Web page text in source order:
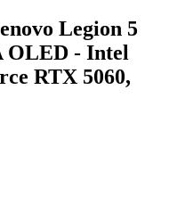
Legion 5
OLED - Intel
RTX 5060,